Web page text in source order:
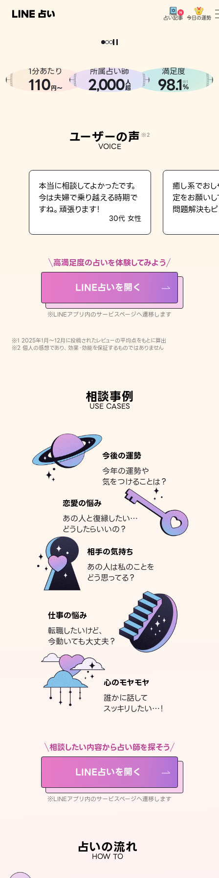
占い記事 今日の運勢
相談事例
LINE占いを開く
※LINEアプリ内のサービスページへ遷移します
どうせなら
。
1分あたり
110円〜
所属占い師
2,000人
超
満足度
98.1※1
%
ユーザーの声 ※2
VOICE
本当に相談してよかったです。
今は夫婦で乗り越える時期で
すね。頑張ります！
30代 女性
癒し系でおし
定をお願い
問題解決もピ
高満足度の占いを体験してみよう
LINE占いを開く
※LINEアプリ内のサービスページへ遷移します
※1 2025年1月〜12月に投稿されたレビューの平均点をもとに算出
※2 個人の感想であり、効果・効能を保証するものではありません
相談事例
USE CASES
今後の運勢
今年の運勢や
気をつけることは？
恋愛の悩み
あの人と復縁したい…
どうしたらいいの？
相手の気持ち
あの人は私のことを
どう思ってる？
仕事の悩み
転職したいけど、
今動いても大丈夫？
心のモヤモヤ
誰かに話して
スッキリしたい…！
相談したい内容から占い師を探そう
LINE占いを開く
※LINEアプリ内のサービスページへ遷移します
占いの流れ
HOW TO